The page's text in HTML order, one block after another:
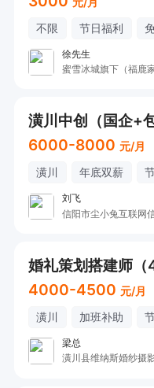
不限 节日福利
徐先生
蜜雪冰城旗下（福鹿
潢川中创（国企+
6000-8000 元/月
潢川 年底双薪
刘飞
婚礼策划搭建师
4000-4500 元/月
潢川 加班补助
梁总
潢川县维纳斯婚纱摄